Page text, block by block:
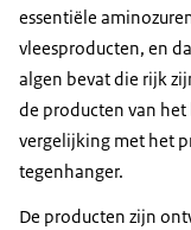
essentiële
vleesproducten, en
algen bevat die rijk
de producten van
vergelijking met het
tegenhanger.
De producten zijn